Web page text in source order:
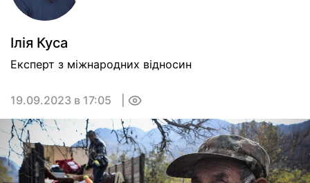
Ілія Куса
Експерт з міжнародних відносин
19.09.2023 в 17:05